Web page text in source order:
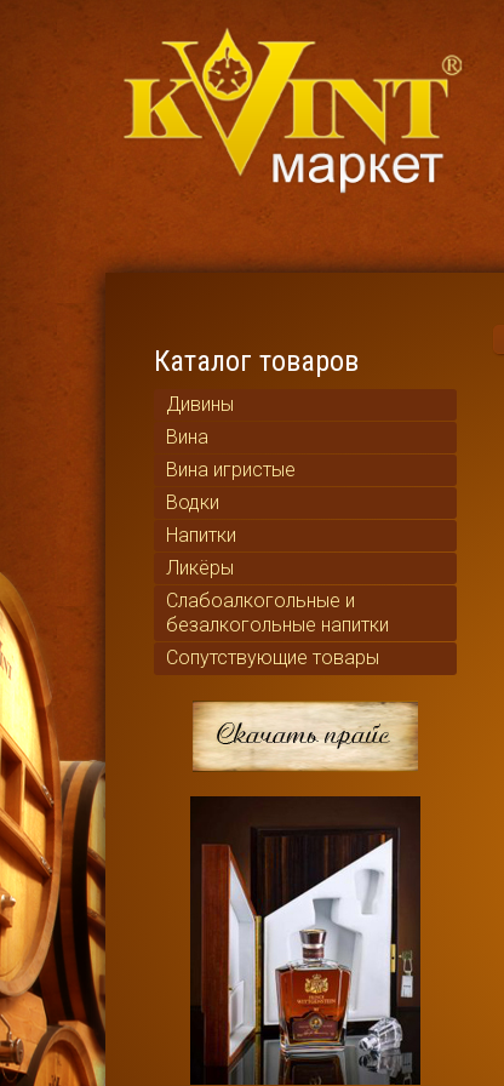
Каталог товаров
Дивины
Вина
Вина игристые
Водки
Напитки
Ликёры
Слабоалкогольные и
безалкогольные напитки
Сопутствующие товары